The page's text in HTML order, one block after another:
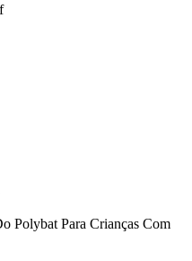
Polybat Para Crianças Com